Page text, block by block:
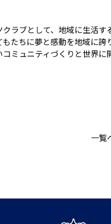
ラブとして、地域に生活す
たちに夢と感動を地域に誇
ミュニティづくりと世界に
一覧